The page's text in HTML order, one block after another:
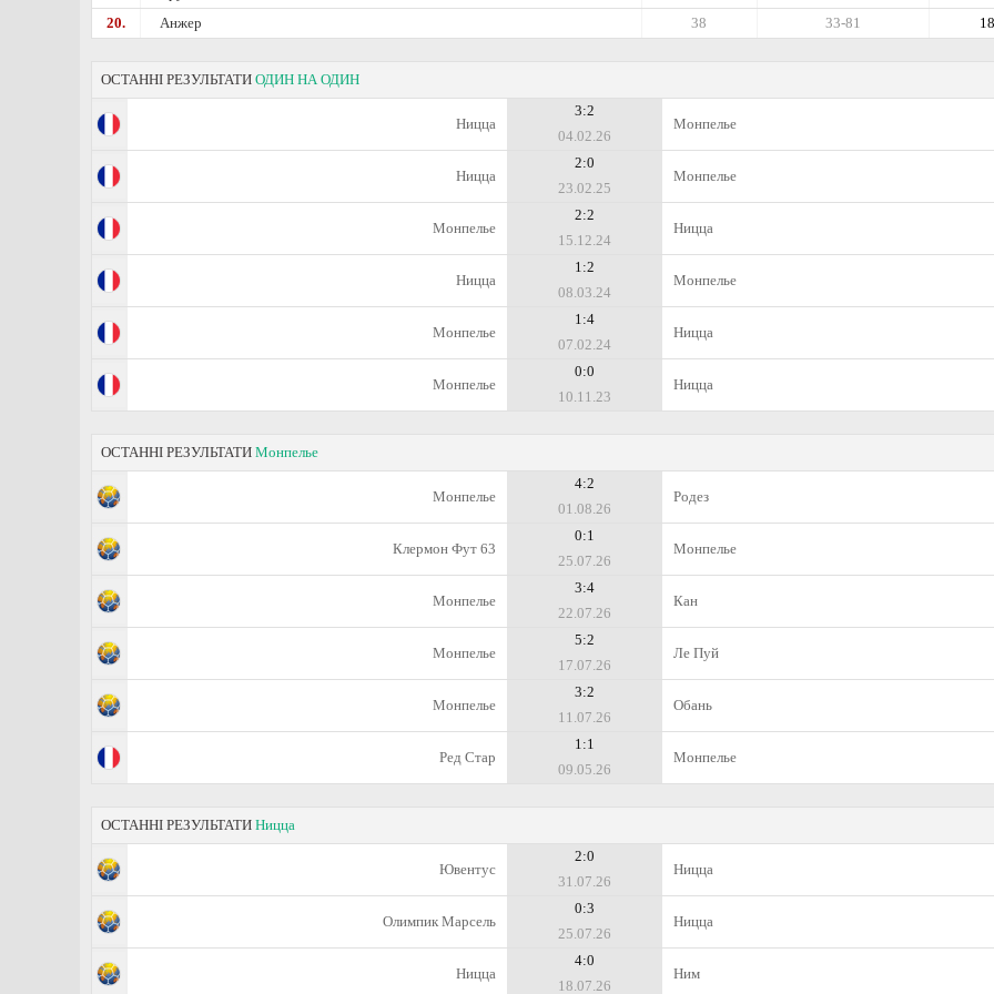
20.
Анжер 18
33-81
38
ОСТАННІ РЕЗУЛЬТАТИ ОДИН НА ОДИН
Ницца
3:2
04.02.26
Монпелье
Ницца
2:0
23.02.25
Монпелье
Монпелье
2:2
15.12.24
Ницца
Ницца
1:2
08.03.24
Монпелье
Монпелье
1:4
07.02.24
Ницца
Монпелье
0:0
10.11.23
Ницца
ОСТАННІ РЕЗУЛЬТАТИ Монпелье
Монпелье
4:2
01.08.26
Родез
Клермон Фут 63
0:1
25.07.26
Монпелье
Монпелье
3:4
22.07.26
Кан
Монпелье
5:2
17.07.26
Ле Пуй
Монпелье
3:2
11.07.26
Обань
Ред Стар
1:1
09.05.26
Монпелье
ОСТАННІ РЕЗУЛЬТАТИ Ницца
Ювентус
2:0
31.07.26
Ницца
Олимпик Марсель
0:3
25.07.26
Ницца
Ницца
4:0
18.07.26
Ним